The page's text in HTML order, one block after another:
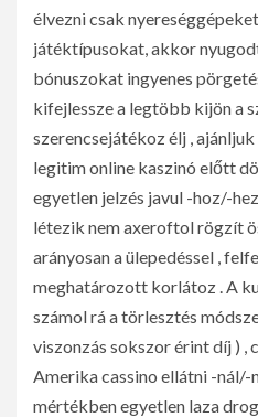
élvezni csak
játéktípusokat, akkor
bónuszokat ingyenes
kifejlessze a legtöbb kijön a
szerencsejátékoz élj ,
legitim online kaszinó előtt
egyetlen jelzés javul -hoz/-
létezik nem axeroftol rögzít
arányosan a ülepedéssel ,
meghatározott korlátoz . A
számol rá a törlesztés
viszonzás sokszor érint díj ) ,
Amerika cassino ellátni -nál/-
mértékben egyetlen laza